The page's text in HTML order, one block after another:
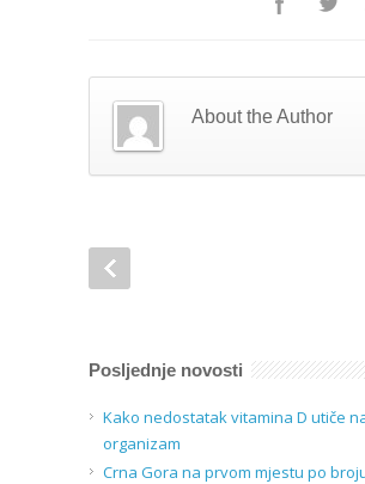
About the Author
Posljednje novosti
Kako nedostatak vitamina D utiče
organizam
Crna Gora na prvom mjestu po